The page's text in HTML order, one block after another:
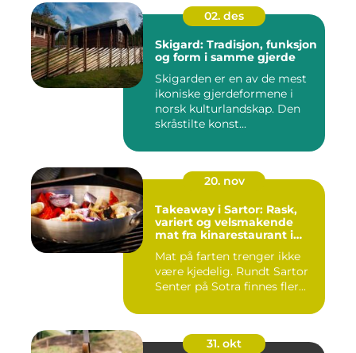
02. des
Skigard: Tradisjon, funksjon
og form i samme gjerde
Skigarden er en av de mest
ikoniske gjerdeformene i
norsk kulturlandskap. Den
skråstilte konst...
20. nov
Takeaway i Sartor: Rask,
variert og velsmakende
mat fra kinarestaurant i
Mat på farten trenger ikke
være kjedelig. Rundt Sartor
Senter på Sotra finnes fler...
31. okt